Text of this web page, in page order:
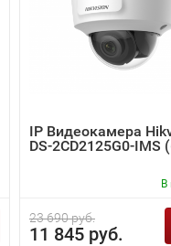
IP Видеокамера
DS-2CD2125G0-IMS
В
23 690 руб.
11 845 руб.